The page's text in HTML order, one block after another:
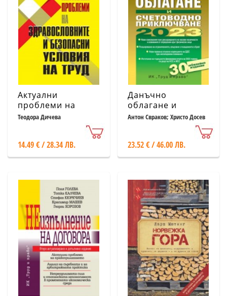
Актуални
проблеми на
здравословните и
Теодора Дичева
14.49 € / 28.34 ЛВ.
Данъчно
облагане и
счетоводно
приключване на
Антон Свраков; Христо Досев
23.52 € / 46.00 ЛВ.